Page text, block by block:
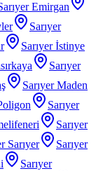
Emirgan
Sarıyer
Sarıyer İstinye
Sarıyer
Sarıyer Maden
Sarıyer
Sarıyer
Sarıyer
Sarıyer
Sarıyer